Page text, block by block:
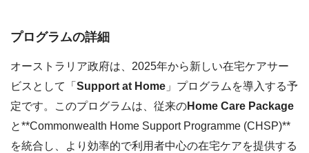
プログラムの詳細
オーストラリア政府は、2025年から新しい在宅ケアサー
ビスとして「 Support at Home 」プログラムを導入する予
定です。このプログラムは、従来のHome Care Package
と**Commonwealth Home Support Programme (CHSP)**
を統合し、より効率的で利用者中心の在宅ケアを提供する